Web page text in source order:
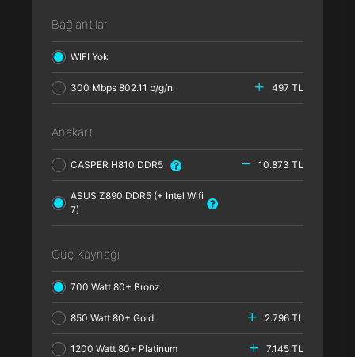
Bağlantılar
WIFI Yok
300 Mbps 802.11 b/g/n 497 TL
Anakart
CASPER H810 DDR5 10.873 TL
ASUS Z890 DDR5 (+ Intel Wifi
7)
Güç Kaynağı
700 Watt 80+ Bronz
850 Watt 80+ Gold 2.796 TL
1200 Watt 80+ Platinum 7.145 TL